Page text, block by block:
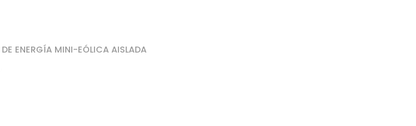
ENERGÍA MINI-EÓLICA AISLADA